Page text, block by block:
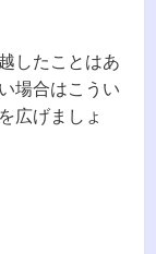
したことはあ
場合はこうい
広げましょ